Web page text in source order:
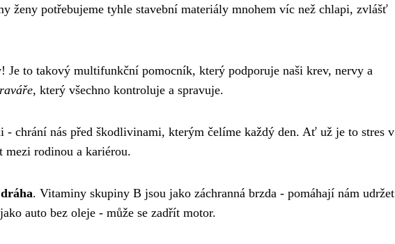
ženy potřebujeme tyhle stavební materiály mnohem víc než chlapi, zvlášť
Je to takový multifunkční pomocník, který podporuje naši krev, nervy a
, který všechno kontroluje a spravuje.
- chrání nás před škodlivinami, kterým čelíme každý den. Ať už je to stres v
mezi rodinou a kariérou.
. Vitaminy skupiny B jsou jako záchranná brzda - pomáhají nám udržet
auto bez oleje - může se zadřít motor.